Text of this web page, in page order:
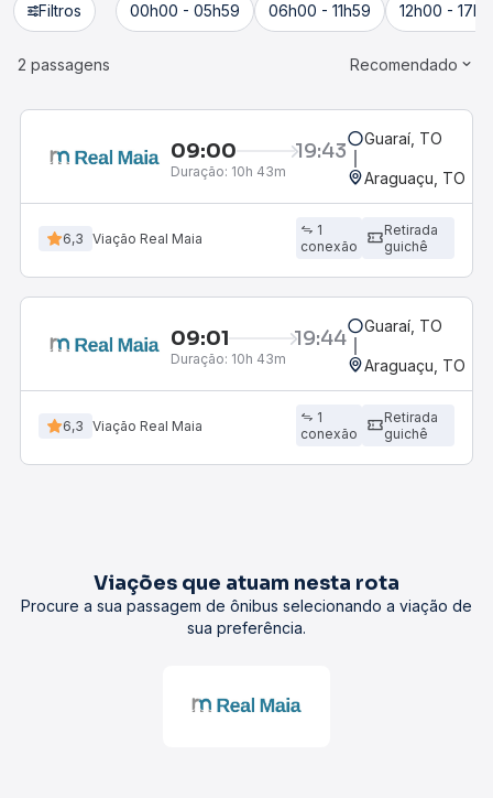
Filtros 00h00 - 05h59 06h00 - 11h59 12h00 -
2 passagens Recomendado
09:00 19:43
Duração: 10h 43m
Guaraí, TO
Araguaçu, TO
6,3 Viação Real Maia
1
conexão
Retirada
guichê
09:01 19:44
Duração: 10h 43m
Guaraí, TO
Araguaçu, TO
6,3 Viação Real Maia
1
conexão
Retirada
guichê
Viações que atuam nesta rota
Procure a sua passagem de ônibus selecionando a viação de
sua preferência.